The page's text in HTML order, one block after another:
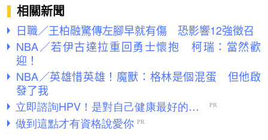
相關新聞
日職／王柏融驚傳左腳早就有傷 恐影響12強徵召
NBA／若伊古達拉重回勇士懷抱 柯瑞：當然歡
迎！
NBA／英雄惜英雄！魔獸：格林是個混蛋 但他啟
發了我